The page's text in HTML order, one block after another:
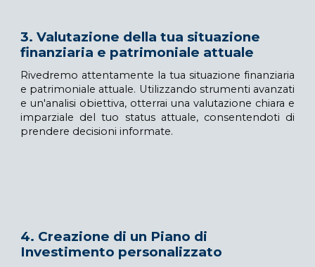
3. Valutazione della tua situazione
finanziaria e patrimoniale attuale
Rivedremo attentamente la tua situazione finanziaria
e patrimoniale attuale. Utilizzando strumenti avanzati
e un'analisi obiettiva, otterrai una valutazione chiara e
imparziale del tuo status attuale, consentendoti di
prendere decisioni informate.
4. Creazione di un Piano di
Investimento personalizzato